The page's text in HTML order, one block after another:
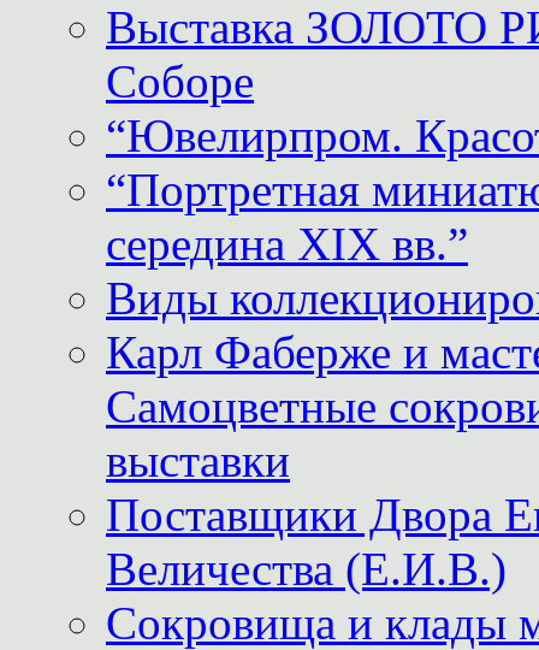
Выставка ЗОЛОТО
Соборе
“Ювелирпром.
“Портретная
середина XIX вв.”
Виды
Карл Фаберже и
Самоцветные
выставки
Поставщики
Величества (Е.И.В.)
Сокровища и клады